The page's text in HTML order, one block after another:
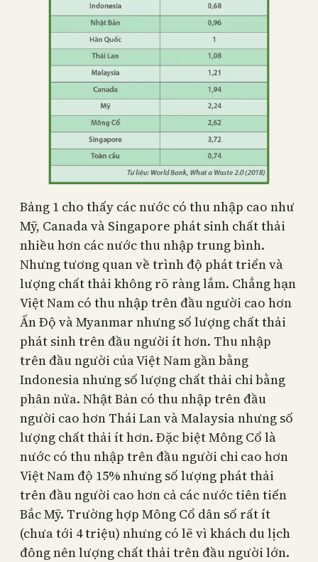
Bảng 1 cho thấy các nước có thu nhập cao như
Mỹ, Canada và Singapore phát sinh chất thải
nhiều hơn các nước thu nhập trung bình.
Nhưng tương quan về trình độ phát triển và
lượng chất thải không rõ ràng lắm. Chẳng hạn
Việt Nam có thu nhập trên đầu người cao hơn
Ấn Độ và Myanmar nhưng số lượng chất thải
phát sinh trên đầu người ít hơn. Thu nhập
trên đầu người của Việt Nam gần bằng
Indonesia nhưng số lượng chất thải chỉ bằng
phân nửa. Nhật Bản có thu nhập trên đầu
người cao hơn Thái Lan và Malaysia nhưng số
lượng chất thải ít hơn. Đặc biệt Mông Cổ là
nước có thu nhập trên đầu người chỉ cao hơn
Việt Nam độ 15% nhưng số lượng phát thải
trên đầu người cao hơn cả các nước tiên tiến
Bắc Mỹ. Trường hợp Mông Cổ dân số rất ít
(chưa tới 4 triệu) nhưng có lẽ vì khách du lịch
đông nên lượng chất thải trên đầu người lớn.